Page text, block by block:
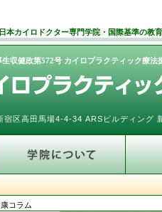
本カイロドクター専門学院・国際基準の教
生収健政第572号 カイロプラクティック療法
宿区高田馬場4-4-34 ARSビルディング
コラム